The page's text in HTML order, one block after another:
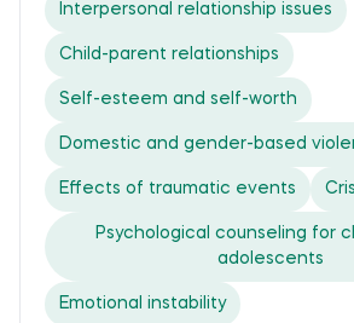
Interpersonal relationship issues
Child-parent relationships
Self-esteem and self-worth
Domestic and gender-based
Effects of traumatic events
Psychological counseling for
adolescents
Emotional instability